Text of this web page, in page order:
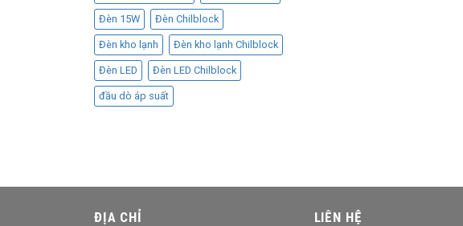
Đèn 15W Đèn Chilblock
Đèn kho lạnh Đèn kho lạnh Chilblock
Đèn LED Đèn LED Chilblock
đầu dò áp suất
ĐỊA CHỈ LIÊN HỆ